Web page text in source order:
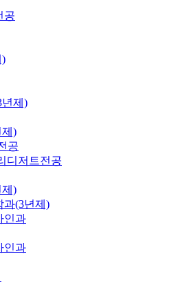
공
)
년제)
제)
공
디저트전공
)
과(3년제)
인과
인과